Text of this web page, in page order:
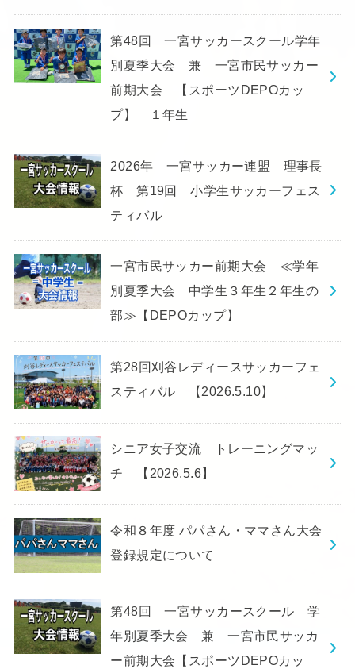
第48回 一宮サッカースクール学年
別夏季大会 兼 一宮市民サッカー
前期大会 【スポーツDEPOカッ
プ】 １年生
2026年 一宮サッカー連盟 理事長
杯 第19回 小学生サッカーフェス
ティバル
一宮市民サッカー前期大会 ≪学年
別夏季大会 中学生３年生２年生の
部≫【DEPOカップ】
第28回刈谷レディースサッカーフェ
スティバル 【2026.5.10】
シニア女子交流 トレーニングマッ
チ 【2026.5.6】
令和８年度 パパさん・ママさん大会
登録規定について
第48回 一宮サッカースクール 学
年別夏季大会 兼 一宮市民サッカ
ー前期大会【スポーツDEPOカッ